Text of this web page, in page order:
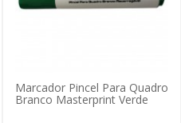
Marcador Pincel Para Quadro
Branco Masterprint Verde